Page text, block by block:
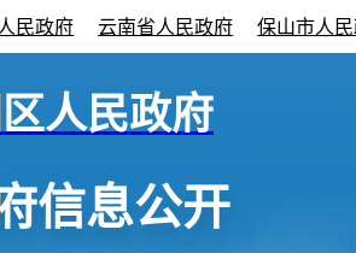
民政府 云南省人民政府 保山市人
人民政府
信息公开